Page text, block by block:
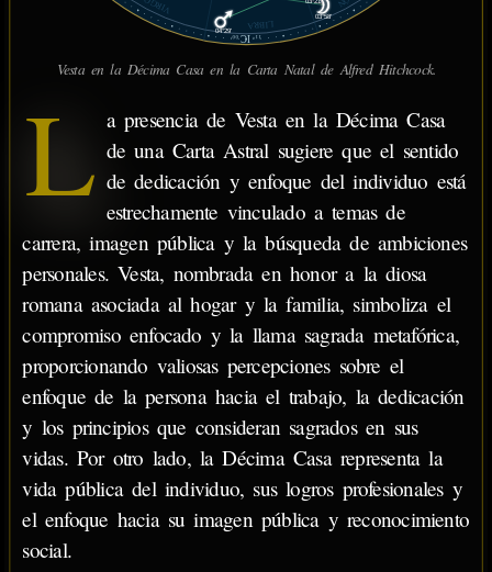
11°
IC
00'
VIRGO
LIBRA
03°58'
04°29'
Vesta en la Décima Casa en la Carta Natal de Alfred Hitchcock.
L a presencia de Vesta en la Décima Casa
de una Carta Astral sugiere que el sentido
de dedicación y enfoque del individuo está
estrechamente vinculado a temas de
carrera, imagen pública y la búsqueda de ambiciones
personales. Vesta, nombrada en honor a la diosa
romana asociada al hogar y la familia, simboliza el
compromiso enfocado y la llama sagrada metafórica,
proporcionando valiosas percepciones sobre el
enfoque de la persona hacia el trabajo, la dedicación
y los principios que consideran sagrados en sus
vidas. Por otro lado, la Décima Casa representa la
vida pública del individuo, sus logros profesionales y
el enfoque hacia su imagen pública y reconocimiento
social.